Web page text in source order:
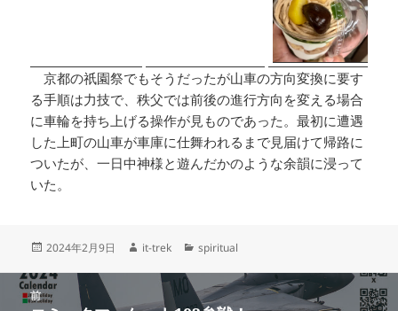
京都の祇園祭でもそうだったが山車の方向変換に要す
る手順は力技で、秩父では前後の進行方向を変える場合
に車輪を持ち上げる操作が見ものであった。最初に遭遇
した上町の山車が車庫に仕舞われるまで見届けて帰路に
ついたが、一日中神様と遊んだかのような余韻に浸って
いた。
投
日:
2024年2月9日
作
it-trek
カ
リ
spiritual
前